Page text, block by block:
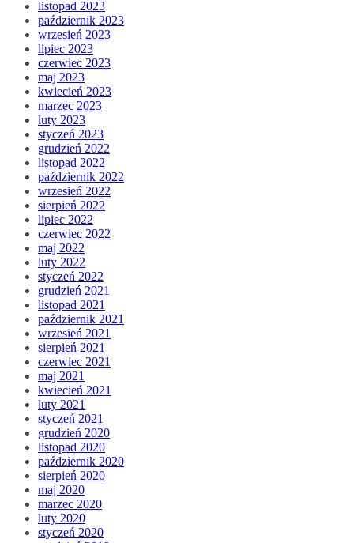
listopad 2023
październik 2023
wrzesień 2023
lipiec 2023
czerwiec 2023
maj 2023
kwiecień 2023
marzec 2023
luty 2023
styczeń 2023
grudzień 2022
listopad 2022
październik 2022
wrzesień 2022
sierpień 2022
lipiec 2022
czerwiec 2022
maj 2022
luty 2022
styczeń 2022
grudzień 2021
listopad 2021
październik 2021
wrzesień 2021
sierpień 2021
czerwiec 2021
maj 2021
kwiecień 2021
luty 2021
styczeń 2021
grudzień 2020
listopad 2020
październik 2020
sierpień 2020
maj 2020
marzec 2020
luty 2020
styczeń 2020